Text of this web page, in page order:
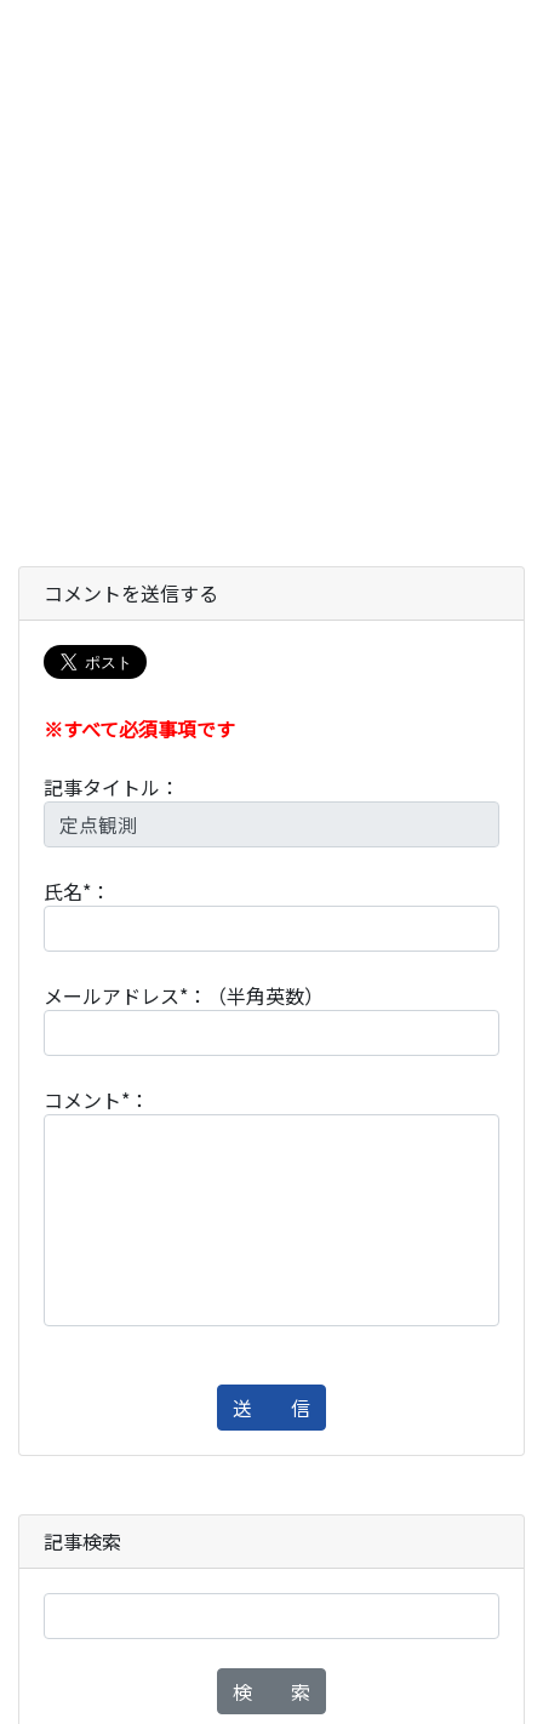
コメントを送信する
※すべて必須事項です
記事タイトル：
氏名*：
メールアドレス*：（半角英数）
コメント*：
送 信
記事検索
検 索